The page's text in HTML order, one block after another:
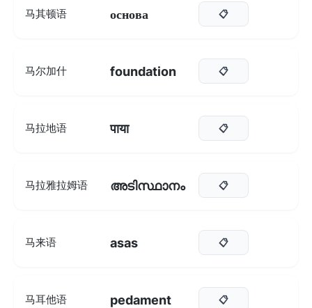
马其顿语 основа 📋
马尔加什 foundation 📋
马拉地语 पाया 📋
马拉雅拉姆语 അടിസ്ഥാനം 📋
马来语 asas 📋
马耳他语 pedament 📋